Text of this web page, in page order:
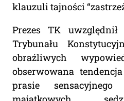
klauzuli tajności
Prezes TK
Trybunału
obraźliwych
obserwowana
prasie